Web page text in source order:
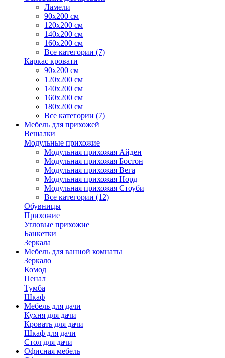
Ламели
90х200 см
120х200 см
140х200 см
160х200 см
Все категории (7)
Каркас кровати
90х200 см
120х200 см
140х200 см
160х200 см
180х200 см
Все категории (7)
Мебель для прихожей
Вешалки
Модульные прихожие
Модульная прихожая Айден
Модульная прихожая Бостон
Модульная прихожая Вега
Модульная прихожая Норд
Модульная прихожая Стоуби
Все категории (12)
Обувницы
Прихожие
Угловые прихожие
Банкетки
Зеркала
Мебель для ванной комнаты
Зеркало
Комод
Пенал
Тумба
Шкаф
Мебель для дачи
Кухня для дачи
Кровать для дачи
Шкаф для дачи
Стол для дачи
Офисная мебель